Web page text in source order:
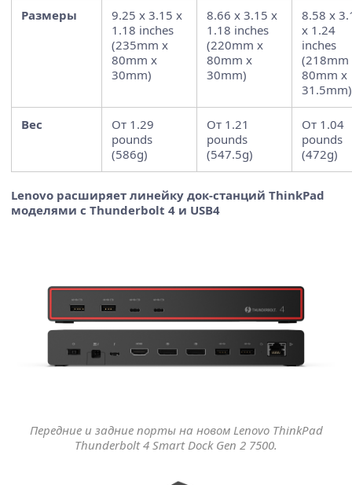
Размеры
9.25 x 3.15 x
1.18 inches
(235mm x
80mm x
30mm)
8.66 x 3.15 x
1.18 inches
(220mm x
80mm x
30mm)
8.58 x
x 1.24
inches
(218mm
80mm x
31.5mm)
Вес
От 1.29
pounds
(586g)
От 1.21
pounds
(547.5g)
От 1.04
pounds
(472g)
Lenovo расширяет линейку док-станций ThinkPad
моделями с Thunderbolt 4 и USB4
Передние и задние порты на новом Lenovo ThinkPad
Thunderbolt 4 Smart Dock Gen 2 7500.